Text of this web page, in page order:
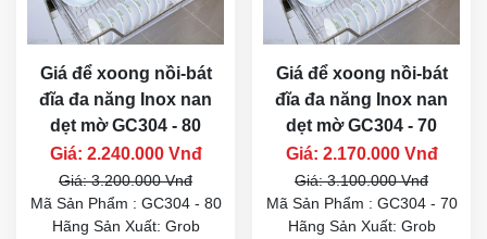
Giá để xoong nồi-bát
đĩa đa năng Inox nan
dẹt mờ GC304 - 80
Giá: 2.240.000 Vnđ
Giá: 3.200.000 Vnđ
Mã Sản Phẩm : GC304 - 80
Hãng Sản Xuất: Grob
Giá để xoong nồi-bát
đĩa đa năng Inox nan
dẹt mờ GC304 - 70
Giá: 2.170.000 Vnđ
Giá: 3.100.000 Vnđ
Mã Sản Phẩm : GC304 - 70
Hãng Sản Xuất: Grob